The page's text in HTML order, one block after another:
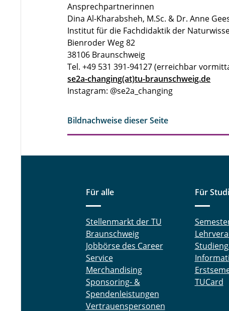
Ansprechpartnerinnen
Dina Al-Kharabsheh, M.Sc. & Dr. Anne
Institut für die Fachdidaktik der
Bienroder Weg 82
38106 Braunschweig
Tel. +49 531 391-94127 (erreichbar
se2a-changing(at)tu-braunschweig.de
Instagram: @se2a_changing
Bildnachweise dieser Seite
Für alle
Stellenmarkt der TU
Braunschweig
Jobbörse des Career
Service
Merchandising
Sponsoring- &
Spendenleistungen
Vertrauenspersonen
Für
TUCard